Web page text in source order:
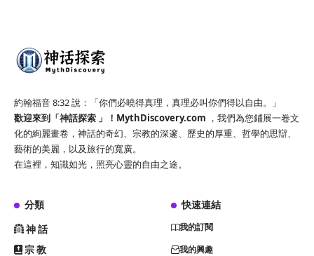
約翰福音 8:32 說：「你們必曉得真理，真理必叫你們得以自由。」
歡迎來到「神話探索 」！ MythDiscovery.com ，我們為您鋪展一卷文
化的絢麗畫卷，神話的奇幻、宗教的深邃、歷史的厚重、哲學的思辯、
藝術的美麗，以及旅行的寬廣。
在這裡，知識如光，照亮心靈的自由之途。
分類
神話
宗教
快速連結
我的訂閱
我的興趣